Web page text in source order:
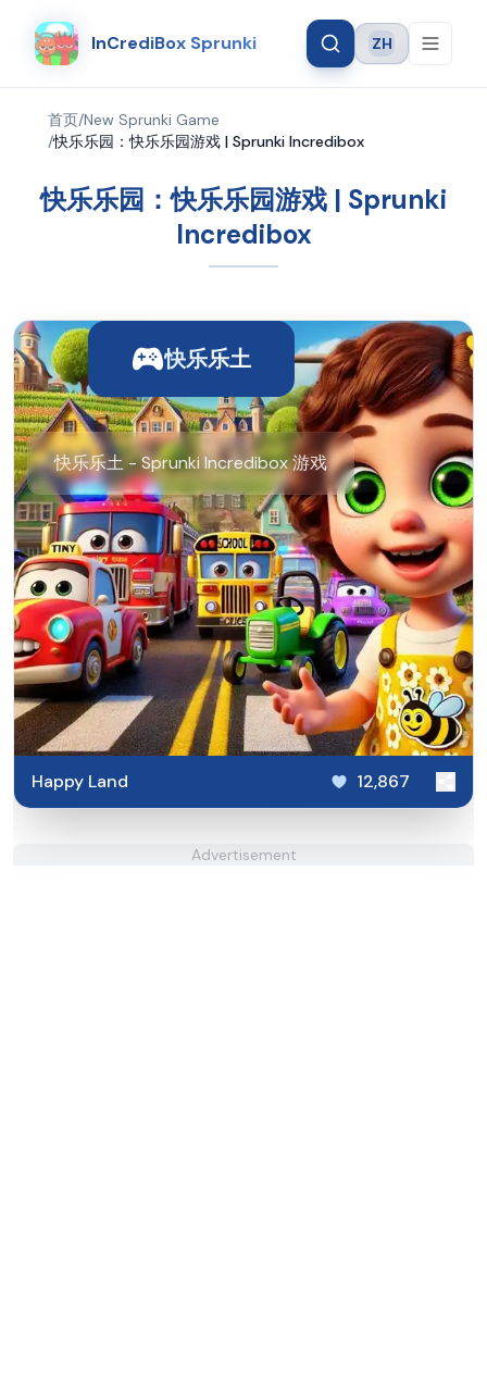
InCrediBox Sprunki Language
ZH
首页/New Sprunki Game
/快乐乐园：快乐乐园游戏 | Sprunki Incredibox
快乐乐园：快乐乐园游戏 | Sprunki
Incredibox
快乐乐土
快乐乐土 - Sprunki Incredibox 游戏
Happy Land 12,867
Advertisement